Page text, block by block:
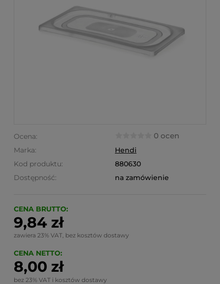
Ocena: 0 ocen
Marka:
Hendi
Kod produktu:
880630
Dostępność:
na zamówienie
CENA BRUTTO:
9,84 zł
zawiera 23% VAT, bez kosztów dostawy
CENA NETTO:
8,00 zł
bez 23% VAT i kosztów dostawy